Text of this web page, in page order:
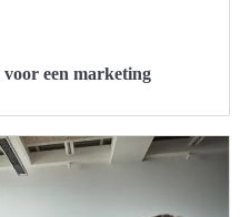
een marketing